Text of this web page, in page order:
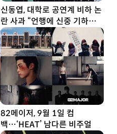
신동엽, 대학로 공연계 비하 논
란 사과 “언행에 신중 기하겠
다”
82메이저, 9월 1일 컴
백…‘HEAT’ 남다른 비주얼